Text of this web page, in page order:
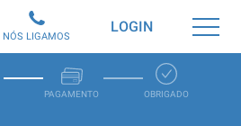
PAGAMENTO OBRIGADO
LOGIN
NÓS LIGAMOS